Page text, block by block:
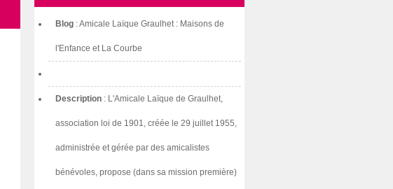
Blog : Amicale Laïque Graulhet : Maisons de
l'Enfance et La Courbe
Description : L'Amicale Laïque de Graulhet,
association loi de 1901, créée le 29 juillet 1955,
administrée et gérée par des amicalistes
bénévoles, propose (dans sa mission première)